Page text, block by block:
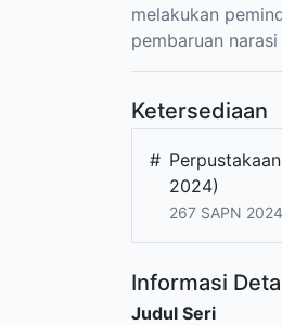
melakukan
pembaruan
Ketersediaan
#
2024)
267 SAPN 2024
Informasi
Judul Seri